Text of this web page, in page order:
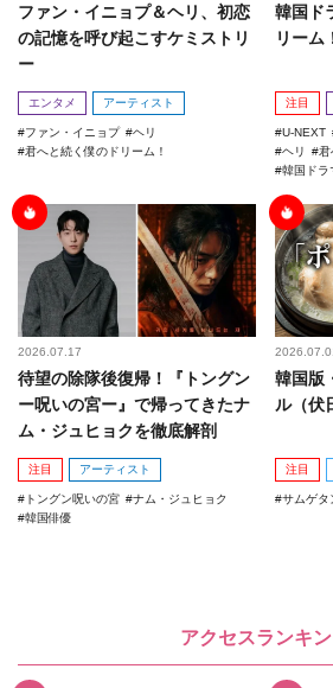
ファン・イニョプ＆ヘリ、初恋
の記憶を呼び起こすケミストリ
ー
エンタメ アーティスト
ファン・イニョプ
ヘリ
君へと続く僕のドリーム！
韓国ド
リーム
注目
U-NEXT
ヘリ
君
韓国ドラ
2026.07.17
待望の除隊後復帰！『トングン
ー呪いの宮ー』で帰ってきたナ
ム・ジュヒョクを徹底解剖
注目 アーティスト
トングン呪いの宮
ナム・ジュヒョク
韓国俳優
韓国版
ル（伏
注目
サムゲタ
アクセスランキ